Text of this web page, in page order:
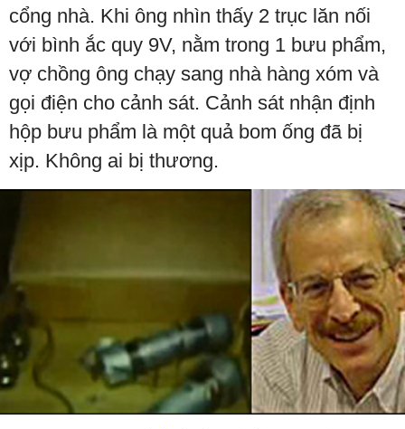
cổng nhà. Khi ông nhìn thấy 2 trục lăn nối
với bình ắc quy 9V, nằm trong 1 bưu phẩm,
vợ chồng ông chạy sang nhà hàng xóm và
gọi điện cho cảnh sát. Cảnh sát nhận định
hộp bưu phẩm là một quả bom ống đã bị
xịp. Không ai bị thương.